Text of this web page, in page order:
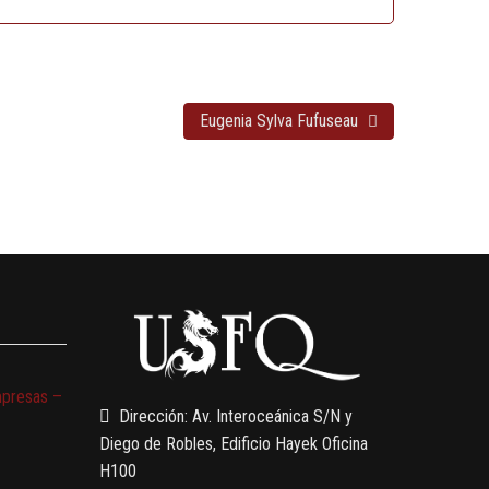
Eugenia Sylva Fufuseau
–
Dirección: Av. Interoceánica S/N y
Diego de Robles, Edificio Hayek Oficina
H100